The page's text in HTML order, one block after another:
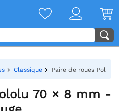
Classique Paire de roues Pololu
70 × 8 mm -